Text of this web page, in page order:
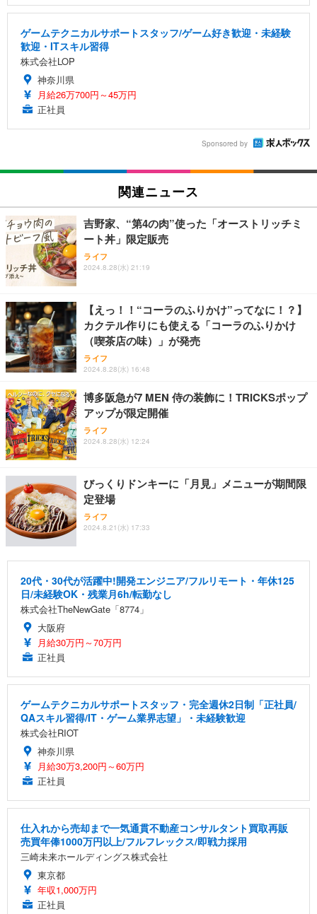
ゲームテクニカルサポートスタッフ/ゲーム好き歓迎・未経験
歓迎・ITスキル習得
株式会社LOP
神奈川県
月給26万700円～45万円
正社員
Sponsored by
関連ニュース
吉野家、“第4の肉”使った「オーストリッチミ
ート丼」限定販売
ライフ
2024.8.28(水) 21:19
【えっ！！“コーラのふりかけ”ってなに！？】
カクテル作りにも使える「コーラのふりかけ
（喫茶店の味）」が発売
ライフ
2024.8.28(水) 16:48
博多阪急が7 MEN 侍の装飾に！TRICKSポップ
アップが限定開催
ライフ
2024.8.28(水) 12:24
びっくりドンキーに「月見」メニューが期間限
定登場
ライフ
2024.8.21(水) 17:33
20代・30代が活躍中!開発エンジニア/フルリモート・年休125
日/未経験OK・残業月6h/転勤なし
株式会社TheNewGate「8774」
大阪府
月給30万円～70万円
正社員
ゲームテクニカルサポートスタッフ・完全週休2日制「正社員/
QAスキル習得/IT・ゲーム業界志望」・未経験歓迎
株式会社RIOT
神奈川県
月給30万3,200円～60万円
正社員
仕入れから売却まで一気通貫不動産コンサルタント買取再販
売買年俸1000万円以上/フルフレックス/即戦力採用
三崎未来ホールディングス株式会社
東京都
年収1,000万円
正社員